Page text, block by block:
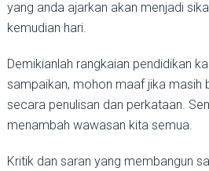
yang anda ajarkan akan menjadi
kemudian hari.
Demikianlah rangkaian pendidikan
sampaikan, mohon maaf jika masih
secara penulisan dan perkataan.
menambah wawasan kita semua.
Kritik dan saran yang membangun